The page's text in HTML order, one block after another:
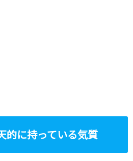
的に持っている気質